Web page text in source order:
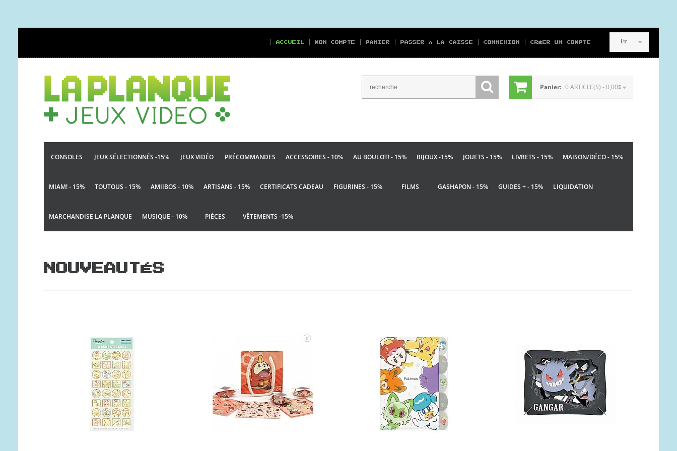
Fr
ACCUEIL MON COMPTE PANIER PASSER À LA CAISSE CONNEXION CRÉER UN COMPTE
Panier: 0 ARTICLE(S) - 0,00$
CONSOLES JEUX SÉLECTIONNÉS -15% JEUX VIDÉO PRÉCOMMANDES ACCESSOIRES - 10% AU BOULOT! - 15% BIJOUX -15% JOUETS - 15% LIVRETS - 15% MAISON/DÉCO - 15%
MIAM! - 15% TOUTOUS - 15% AMIIBOS - 10% ARTISANS - 15% CERTIFICATS CADEAU FIGURINES - 15% FILMS GASHAPON - 15% GUIDES + - 15% LIQUIDATION
MARCHANDISE LA PLANQUE MUSIQUE - 10% PIÈCES VÊTEMENTS -15%
NOUVEAUTÉS